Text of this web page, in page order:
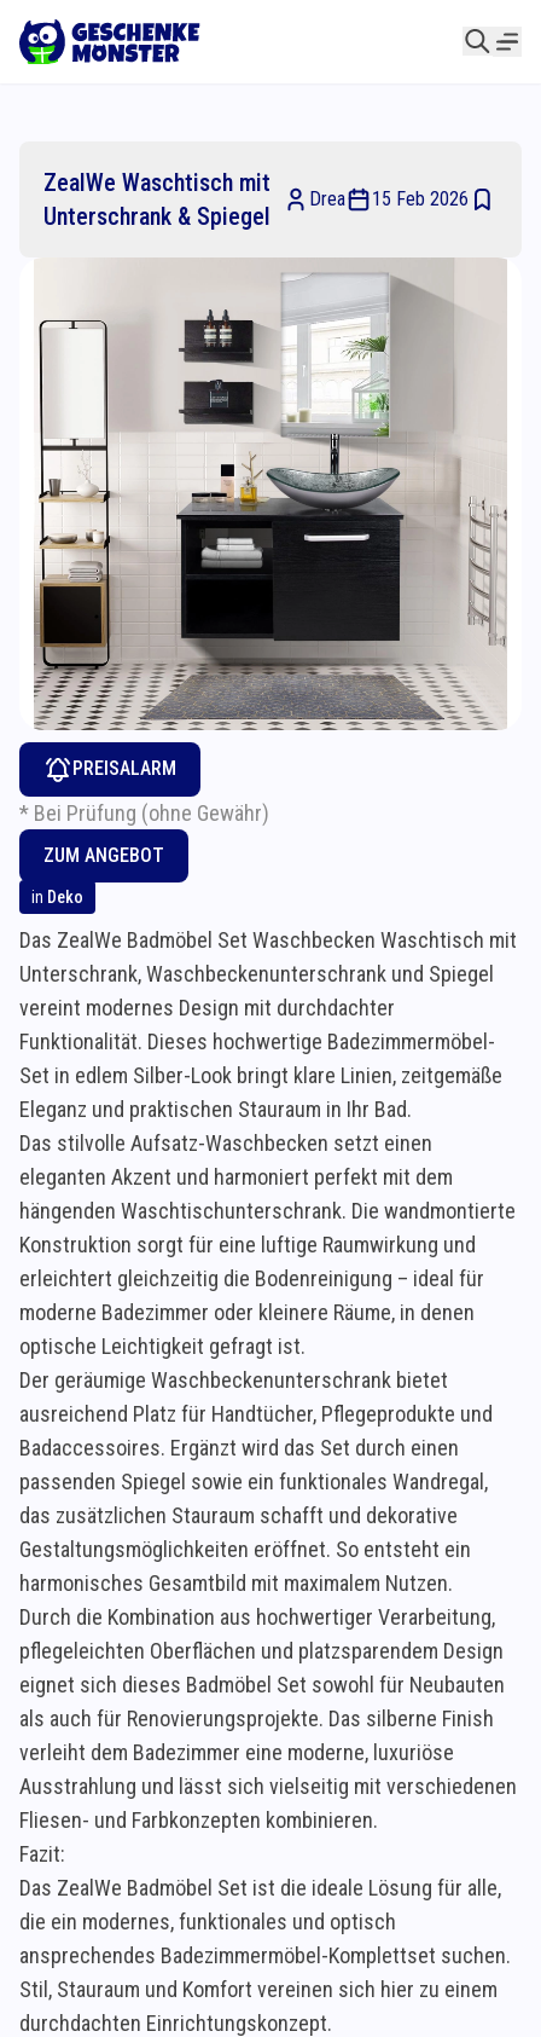
ZealWe Waschtisch mit
Unterschrank & Spiegel
Drea 15 Feb 2026
PREISALARM
* Bei Prüfung (ohne Gewähr)
ZUM ANGEBOT
in Deko
Das ZealWe Badmöbel Set Waschbecken Waschtisch mit
Unterschrank, Waschbeckenunterschrank und Spiegel
vereint modernes Design mit durchdachter
Funktionalität. Dieses hochwertige Badezimmermöbel-
Set in edlem Silber-Look bringt klare Linien, zeitgemäße
Eleganz und praktischen Stauraum in Ihr Bad.
Das stilvolle Aufsatz-Waschbecken setzt einen
eleganten Akzent und harmoniert perfekt mit dem
hängenden Waschtischunterschrank. Die wandmontierte
Konstruktion sorgt für eine luftige Raumwirkung und
erleichtert gleichzeitig die Bodenreinigung – ideal für
moderne Badezimmer oder kleinere Räume, in denen
optische Leichtigkeit gefragt ist.
Der geräumige Waschbeckenunterschrank bietet
ausreichend Platz für Handtücher, Pflegeprodukte und
Badaccessoires. Ergänzt wird das Set durch einen
passenden Spiegel sowie ein funktionales Wandregal,
das zusätzlichen Stauraum schafft und dekorative
Gestaltungsmöglichkeiten eröffnet. So entsteht ein
harmonisches Gesamtbild mit maximalem Nutzen.
Durch die Kombination aus hochwertiger Verarbeitung,
pflegeleichten Oberflächen und platzsparendem Design
eignet sich dieses Badmöbel Set sowohl für Neubauten
als auch für Renovierungsprojekte. Das silberne Finish
verleiht dem Badezimmer eine moderne, luxuriöse
Ausstrahlung und lässt sich vielseitig mit verschiedenen
Fliesen- und Farbkonzepten kombinieren.
Fazit:
Das ZealWe Badmöbel Set ist die ideale Lösung für alle,
die ein modernes, funktionales und optisch
ansprechendes Badezimmermöbel-Komplettset suchen.
Stil, Stauraum und Komfort vereinen sich hier zu einem
durchdachten Einrichtungskonzept.